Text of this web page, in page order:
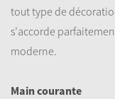
tout type de
s’accorde
moderne.
Main courante